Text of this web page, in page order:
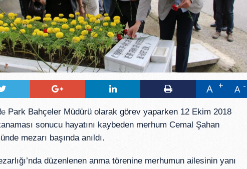
A A
Park Bahçeler Müdürü olarak görev yaparken 12 Ekim 2018
sonucu hayatını kaybeden merhum Cemal Şahan
mezarı başında anıldı.
düzenlenen anma törenine merhumun ailesinin yanı